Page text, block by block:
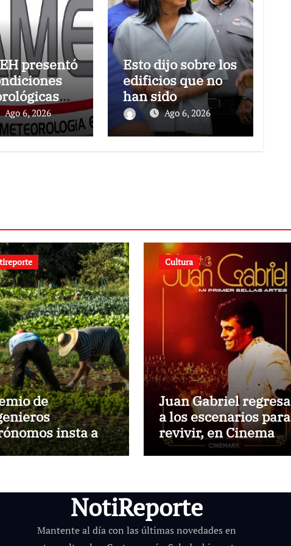
presentó
próximas
de este
Ago 6, 2026
Esto dijo sobre los
edificios que no
han sido
atendidosAgo 6, 2026
de
insta a la
a financiar la
Cultura
Juan Gabriel regresa
a los escenarios para
revivir, en Cinemark
y cines, histórico
NotiReporte
Mantente al día con las últimas novedades en